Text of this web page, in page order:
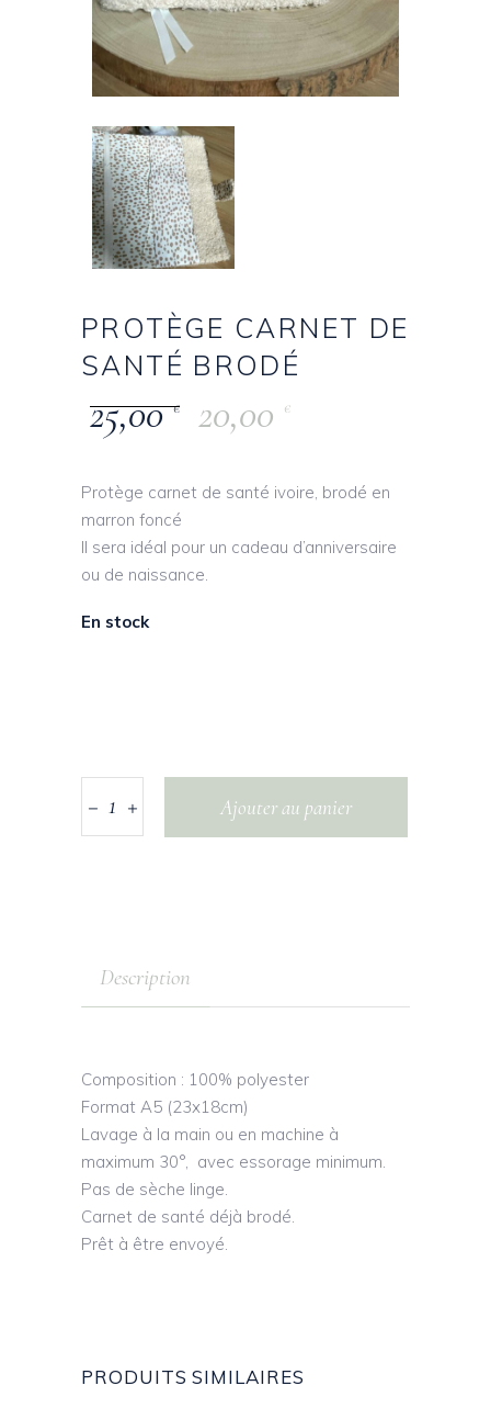
PROTÈGE CARNET DE
SANTÉ BRODÉ
25,00€ 20,00 €
Protège carnet de santé ivoire, brodé en
marron foncé
Il sera idéal pour un cadeau d’anniversaire
ou de naissance.
En stock
Ajouter au panier
Description
Composition : 100% polyester
Format A5 (23x18cm)
Lavage à la main ou en machine à
maximum 30°, avec essorage minimum.
Pas de sèche linge.
Carnet de santé déjà brodé.
Prêt à être envoyé.
PRODUITS SIMILAIRES